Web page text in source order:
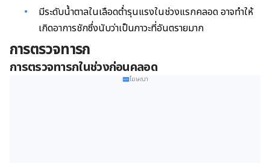
มีระดับน้ำตาลในเลือดต่ำรุนแรงในช่วงแรกคลอด อาจทำให้
เกิดอาการชักซึ่งนับว่าเป็นภาวะที่อันตรายมาก
การตรวจทารก
การตรวจทารกในช่วงก่อนคลอด
โฆษณา